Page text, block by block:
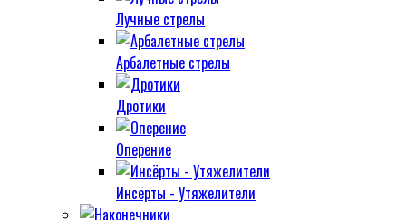
Лучные стрелы
Арбалетные стрелы
Дротики
Оперение
Инсёрты - Утяжелители